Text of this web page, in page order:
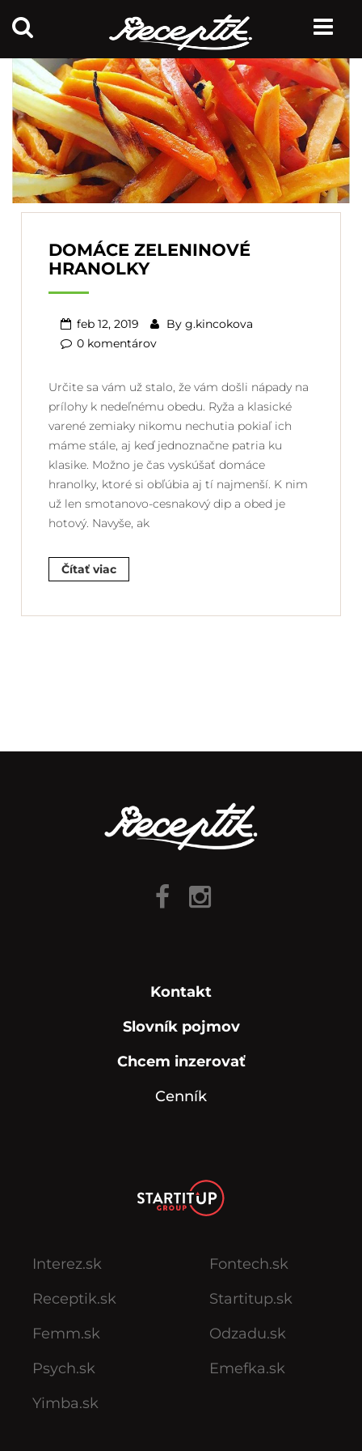
DOMÁCE ZELENINOVÉ
HRANOLKY
feb 12, 2019 By g.kincokova
0 komentárov
Určite sa vám už stalo, že vám došli nápady na
prílohy k nedeľnému obedu. Ryža a klasické
varené zemiaky nikomu nechutia pokiaľ ich
máme stále, aj keď jednoznačne patria ku
klasike. Možno je čas vyskúšať domáce
hranolky, ktoré si obľúbia aj tí najmenší. K nim
už len smotanovo-cesnakový dip a obed je
hotový. Navyše, ak
Čítať viac
Kontakt
Slovník pojmov
Chcem inzerovať
Cenník
Interez.sk
Receptik.sk
Femm.sk
Psych.sk
Yimba.sk
Fontech.sk
Startitup.sk
Odzadu.sk
Emefka.sk